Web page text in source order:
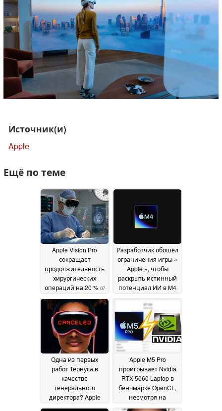
Источник(и)
Apple
Ещё по теме
Apple Vision Pro
сокращает
продолжительность
хирургических
операций на 20 % 07
August 2026
Разработчик обошёл
ограничения игры «
Apple », чтобы
раскрыть истинный
потенциал ИИ в M4
Одна из первых
работ Тернуса в
качестве
генерального
директора? Apple
Apple M5 Pro
проигрывает Nvidia
RTX 5060 Laptop в
бенчмарке OpenCL,
несмотря на